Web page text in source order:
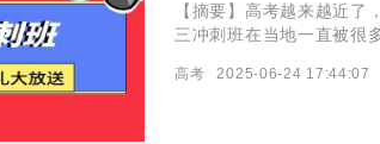
【摘要】高考越来越近
三冲刺班在当地一直被很
编就给大家仔细说说，揭
高考 2025-06-24 17:44:07